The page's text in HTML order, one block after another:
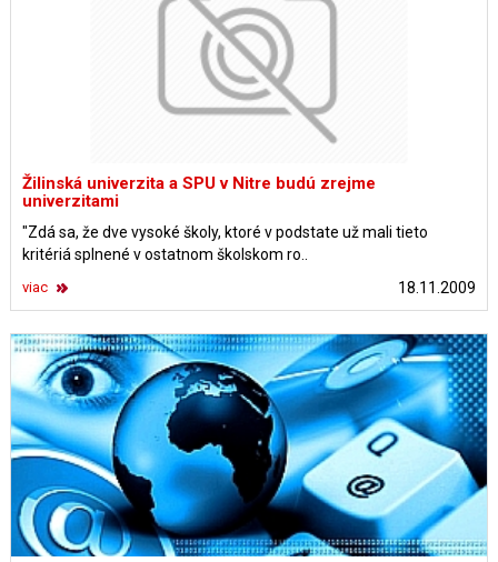
Žilinská univerzita a SPU v Nitre budú zrejme
univerzitami
"Zdá sa, že dve vysoké školy, ktoré v podstate už mali tieto
kritériá splnené v ostatnom školskom ro..
18.11.2009
viac